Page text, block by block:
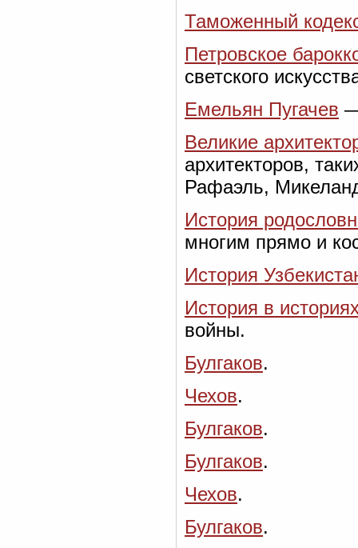
Таможенный
Петровское
светского
Емельян Пугачев
Великие
архитекторов,
Рафаэль,
История
многим прямо и
История
История в
войны.
Булгаков.
Чехов.
Булгаков.
Булгаков.
Чехов.
Булгаков.